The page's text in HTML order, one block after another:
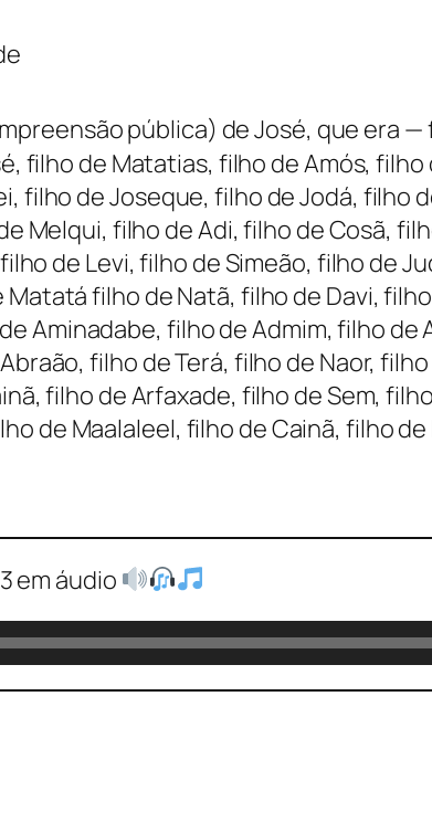
pública) de José, que era
filho de Matatias, filho de Amós, filho
filho de Joseque, filho de Jodá, filho
Melqui, filho de Adi, filho de Cosã,
de Levi, filho de Simeão, filho de
filho de Natã, filho de Davi,
Aminadabe, filho de Admim, filho
filho de Terá, filho de Naor,
filho de Arfaxade, filho de Sem,
de Maalaleel, filho de Cainã, filho
em áudio